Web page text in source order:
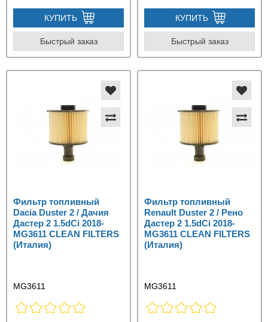
КУПИТЬ
Быстрый заказ
КУПИТЬ
Быстрый заказ
Фильтр топливный
Dacia Duster 2 / Дачия
Дастер 2 1.5dCi 2018-
MG3611 CLEAN FILTERS
(Италия)
MG3611
Фильтр топливный
Renault Duster 2 / Рено
Дастер 2 1.5dCi 2018-
MG3611 CLEAN FILTERS
(Италия)
MG3611